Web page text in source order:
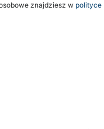
znajdziesz w polityce